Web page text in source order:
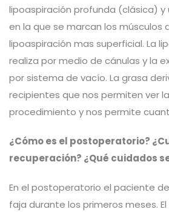
lipoaspiración profunda (clásica)
en la que se marcan los músculos
lipoaspiración mas superficial. La
realiza por medio de cánulas y la
por sistema de vacío. La grasa
recipientes que nos permiten ver
procedimiento y nos permite
¿Cómo es el postoperatorio?
recuperación? ¿Qué cuidados
En el postoperatorio el paciente
faja durante los primeros meses.